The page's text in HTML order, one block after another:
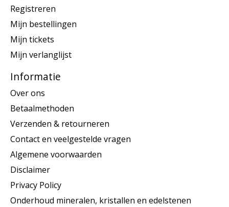
Registreren
Mijn bestellingen
Mijn tickets
Mijn verlanglijst
Informatie
Over ons
Betaalmethoden
Verzenden & retourneren
Contact en veelgestelde vragen
Algemene voorwaarden
Disclaimer
Privacy Policy
Onderhoud mineralen, kristallen en edelstenen